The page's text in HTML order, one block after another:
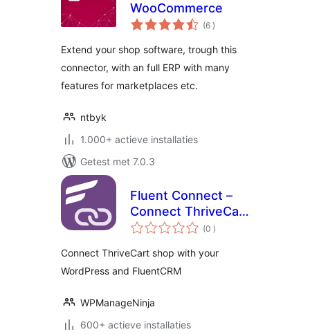
WooCommerce
(6 aantal
beoordelingen
)
Extend your shop software, trough this
connector, with an full ERP with many
features for marketplaces etc.
ntbyk
1.000+ actieve installaties
Getest met 7.0.3
Fluent Connect –
Connect ThriveCart
with your
FluentCRM
(0 aantal
beoordelingen
)
Connect ThriveCart shop with your
WordPress and FluentCRM
WPManageNinja
600+ actieve installaties